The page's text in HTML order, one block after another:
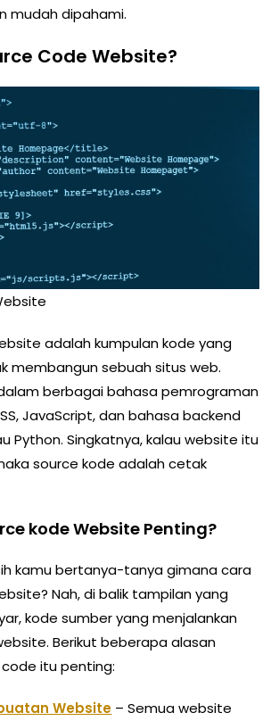
mudah dipahami.
Code Website?
adalah kumpulan kode yang
membangun sebuah situs web.
berbagai bahasa pemrograman
JavaScript, dan bahasa backend
Python. Singkatnya, kalau website itu
source kode adalah cetak
kode Website Penting?
kamu bertanya-tanya gimana cara
Nah, di balik tampilan yang
kode sumber yang menjalankan
Berikut beberapa alasan
itu penting:
Website – Semua website